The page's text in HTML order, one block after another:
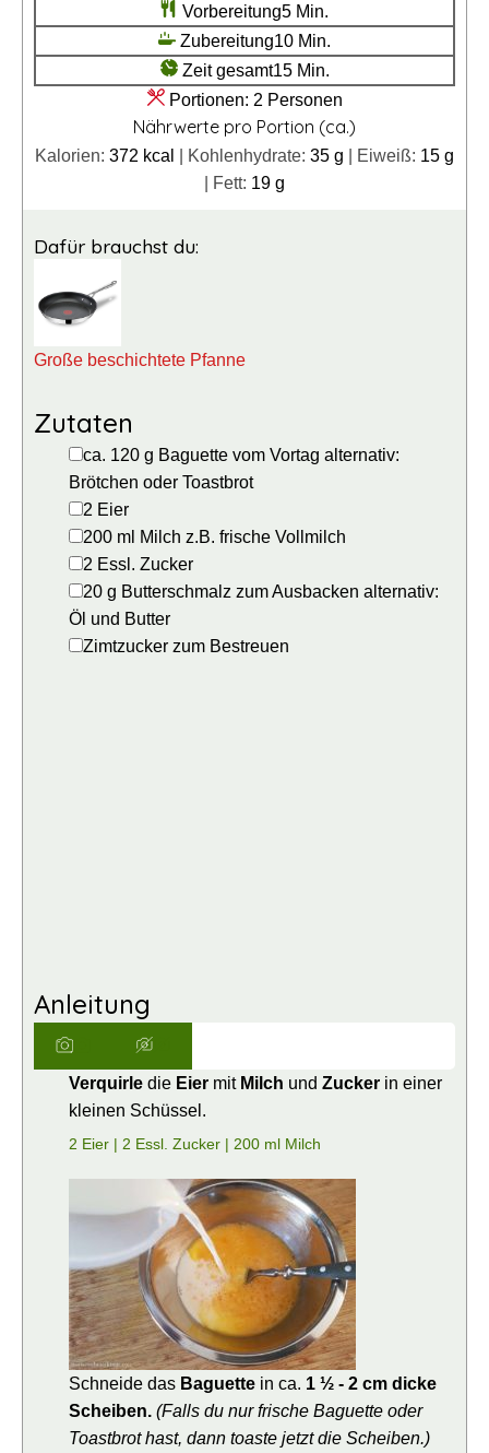
Vorbereitung5Minuten
Min.
Zubereitung10Minuten
Min.
Zeit gesamt15Minuten
Min.
Portionen: 2 Personen
Nährwerte pro Portion (ca.)
Kalorien: 372 kcal Kohlenhydrate: 35 g Eiweiß: 15 g
Fett: 19 g
Dafür brauchst du:
Große beschichtete Pfanne
Zutaten
▢
ca. 120 g Baguette vom Vortag alternativ:
Brötchen oder Toastbrot
▢
2 Eier
▢
200 ml Milch z.B. frische Vollmilch
▢
2 Essl. Zucker
▢
20 g Butterschmalz zum Ausbacken alternativ:
Öl und Butter
▢
Zimtzucker zum Bestreuen
Anleitung
Verquirle die Eier mit Milch und Zucker in einer
kleinen Schüssel.
2 Eier | 2 Essl. Zucker | 200 ml Milch
Schneide das Baguette in ca. 1 ½ - 2 cm dicke
Scheiben. (Falls du nur frische Baguette oder
Toastbrot hast, dann toaste jetzt die Scheiben.)